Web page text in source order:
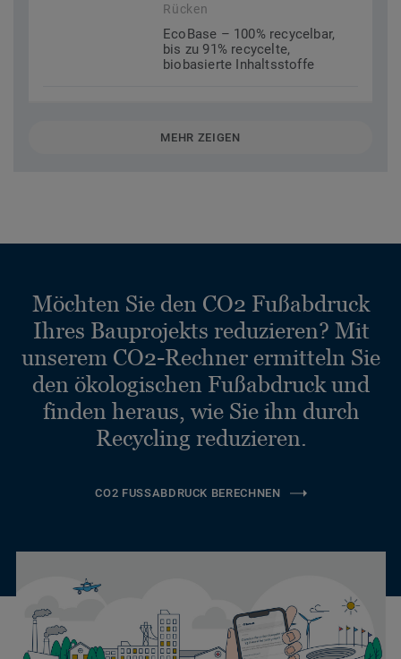
Rücken
EcoBase – 100% recycelbar,
bis zu 91% recycelte,
biobasierte Inhaltsstoffe
MEHR ZEIGEN
Möchten Sie den CO2 Fußabdruck
Ihres Bauprojekts reduzieren? Mit
unserem CO2-Rechner ermitteln Sie
den ökologischen Fußabdruck und
finden heraus, wie Sie ihn durch
Recycling reduzieren.
CO2 FUSSABDRUCK BERECHNEN